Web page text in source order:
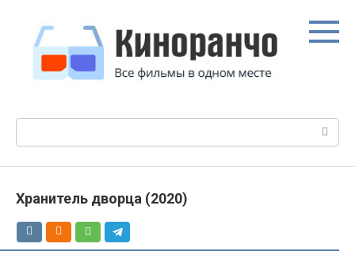
контенту
Хранитель дворца (2020)